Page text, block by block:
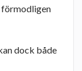
förmodligen
dock både